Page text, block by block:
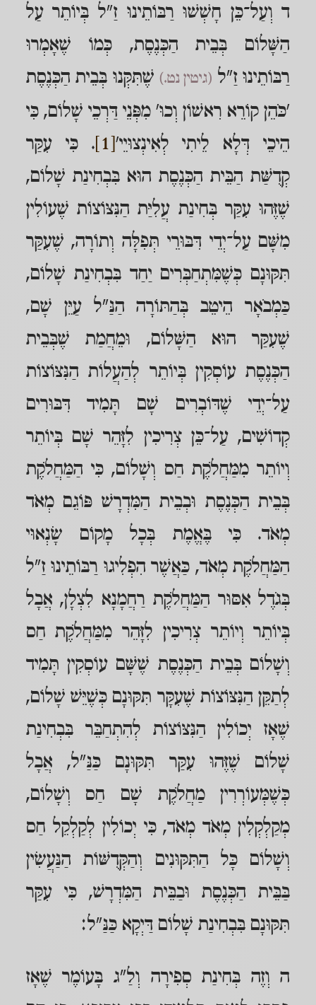
ד וְעַל־כֵּן חָשְׁשׁוּ רַבּוֹתֵינוּ זַ"ל בְּיוֹתֵר עַל
הַשָּׁלוֹם בְּבֵית הַכְּנֶסֶת, כְּמוֹ שֶׁאָמְרוּ
רַבּוֹתֵינוּ זַ"ל (גיטין נט.) שֶׁתִּקְּנוּ בְּבֵית הַכְּנֶסֶת
'כֹּהֵן קוֹרֵא רִאשׁוֹן וְכוּ' מִפְּנֵי דַּרְכֵי שָׁלוֹם, כִּי
הֵיכֵי דְּלָא לֵיתִי לְאִינְצוּיֵי'[1]
. כִּי עִקַּר
קְדֻשַּׁת הַבֵּית הַכְּנֶסֶת הוּא בִּבְחִינַת שָׁלוֹם,
שֶׁזֶּהוּ עִקַּר בְּחִינַת עֲלִיַּת הַנִּצּוֹצוֹת שֶׁעוֹלִין
מִשָּׁם עַל־יְדֵי דִּבּוּרֵי תְּפִלָּה וְתוֹרָה, שֶׁעִקַּר
תִּקּוּנָם כְּשֶׁמִּתְחַבְּרִים יַחַד בִּבְחִינַת שָׁלוֹם,
כַּמְבֹאָר הֵיטֵב בְּהַתּוֹרָה הַנַּ"ל עַיֵּן שָׁם,
שֶׁעִקַּר הוּא הַשָּׁלוֹם, וּמֵחֲמַת שֶׁבְּבֵית
הַכְּנֶסֶת עוֹסְקִין בְּיוֹתֵר לְהַעֲלוֹת הַנִּצּוֹצוֹת
עַל־יְדֵי שֶׁדּוֹבְרִים שָׁם תָּמִיד דִּבּוּרִים
קְדוֹשִׁים, עַל־כֵּן צְרִיכִין לִזָּהֵר שָׁם בְּיוֹתֵר
וְיוֹתֵר מִמַּחֲלֹקֶת חַס וְשָׁלוֹם, כִּי הַמַּחֲלֹקֶת
בְּבֵית הַכְּנֶסֶת וּבְבֵית הַמִּדְרָשׁ פּוֹגֵם מְאֹד
מְאֹד. כִּי בֶּאֱמֶת בְּכָל מָקוֹם שָׂנְאוּי
הַמַּחֲלֹקֶת מְאֹד, כַּאֲשֶׁר הִפְלִיגוּ רַבּוֹתֵינוּ זַ"ל
בְּגֹדֶל אִסּוּר הַמַּחֲלֹקֶת רַחֲמָנָא לִצְלָן, אֲבָל
בְּיוֹתֵר וְיוֹתֵר צְרִיכִין לִזָּהֵר מִמַּחֲלֹקֶת חַס
וְשָׁלוֹם בְּבֵית הַכְּנֶסֶת שֶׁשָּׁם עוֹסְקִין תָּמִיד
לְתַקֵּן הַנִּצּוֹצוֹת שֶׁעִקָּר תִּקּוּנָם כְּשֶׁיֵּשׁ שָׁלוֹם,
שֶׁאָז יְכוֹלִין הַנִּצּוֹצוֹת לְהִתְחַבֵּר בִּבְחִינַת
שָׁלוֹם שֶׁזֶּהוּ עִקַּר תִּקּוּנָם כַּנַּ"ל, אֲבָל
כְּשֶׁמְּעוֹרְרִין מַחֲלֹקֶת שָׁם חַס וְשָׁלוֹם,
מְקַלְקְלִין מְאֹד מְאֹד, כִּי יְכוֹלִין לְקַלְקֵל חַס
וְשָׁלוֹם כָּל הַתִּקּוּנִים וְהַקְּדֻשּׁוֹת הַנַּעֲשִׂין
בַּבֵּית הַכְּנֶסֶת וּבַבֵּית הַמִּדְרָשׁ, כִּי עִקַּר
תִּקּוּנָם בִּבְחִינַת שָׁלוֹם דַּיְקָא כַּנַּ"ל:
ה וְזֶה בְּחִינַת סְפִירָה וְלַ"ג בָּעוֹמֶר שֶׁאָז